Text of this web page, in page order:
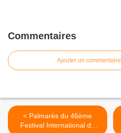
Commentaires
Ajouter un commentaire
< Palmarès du 46ème
Festival International du